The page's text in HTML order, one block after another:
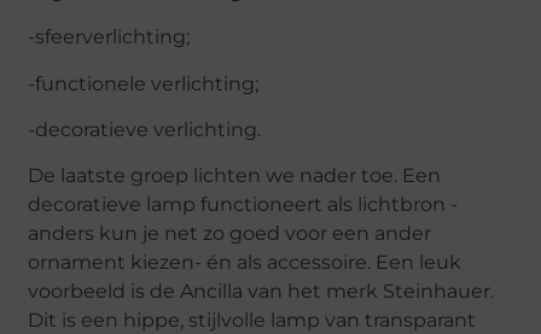
-sfeerverlichting;
-functionele verlichting;
-decoratieve verlichting.
De laatste groep lichten we nader toe. Een
decoratieve lamp functioneert als lichtbron -
anders kun je net zo goed voor een ander
ornament kiezen- én als accessoire. Een leuk
voorbeeld is de Ancilla van het merk Steinhauer.
Dit is een hippe, stijlvolle lamp van transparant